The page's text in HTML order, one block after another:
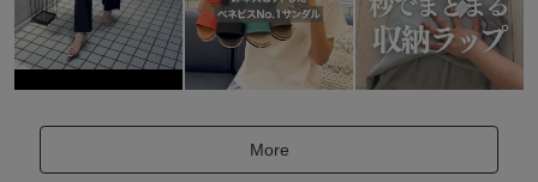
More